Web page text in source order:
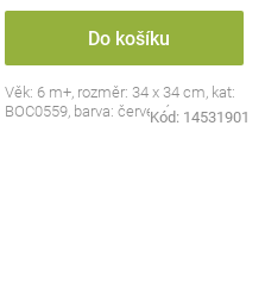
Do košíku
Věk: 6 m+, rozměr: 34 x 34 cm, kat:
BOC0559, barva: červená
Kód: 14531901